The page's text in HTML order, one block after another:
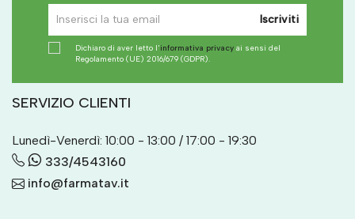
Iscriviti
Dichiaro di aver letto l'informativa privacy ai sensi del
Regolamento (UE) 2016/679 (GDPR).
SERVIZIO CLIENTI
Lunedì-Venerdì: 10:00 - 13:00 / 17:00 - 19:30
333/4543160
info@farmatav.it